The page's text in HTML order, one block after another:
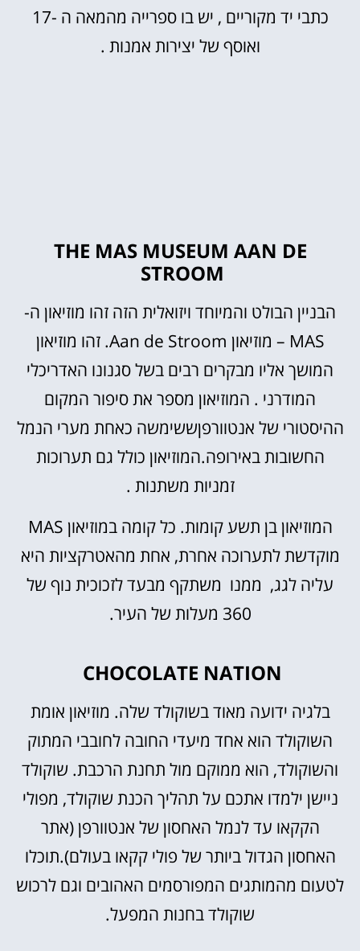
כתבי יד מקוריים , יש בו ספרייה מהמאה ה -17
ואוסף של יצירות אמנות .
THE MAS MUSEUM AAN DE
STROOM
הבניין הבולט והמיוחד ויזואלית הזה זהו מוזיאון ה-
MAS – מוזיאון Aan de Stroom. זהו מוזיאון
המושך אליו מבקרים רבים בשל סגנונו האדריכלי
המודרני . המוזיאון מספר את סיפור המקום
ההיסטורי של אנטוורפןששימשה כאחת מערי הנמל
החשובות באירופה.המוזיאון כולל גם תערוכות
זמניות משתנות .
המוזיאון בן תשע קומות. כל קומה במוזיאון MAS
מוקדשת לתערוכה אחרת, אחת מהאטרקציות היא
עליה לגג, ממנו משתקף מבעד לזכוכית נוף של
360 מעלות של העיר.
CHOCOLATE NATION
בלגיה ידועה מאוד בשוקולד שלה. מוזיאון אומת
השוקולד הוא אחד מיעדי החובה לחובבי המתוק
והשוקולד, הוא ממוקם מול תחנת הרכבת. שוקולד
ניישן ילמדו אתכם על תהליך הכנת שוקולד, מפולי
הקקאו עד לנמל האחסון של אנטוורפן (אתר
האחסון הגדול ביותר של פולי קקאו בעולם).תוכלו
לטעום מהמותגים המפורסמים האהובים וגם לרכוש
שוקולד בחנות המפעל.